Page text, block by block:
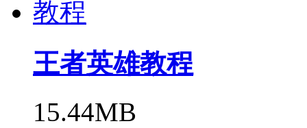
王者英雄教程
15.44MB